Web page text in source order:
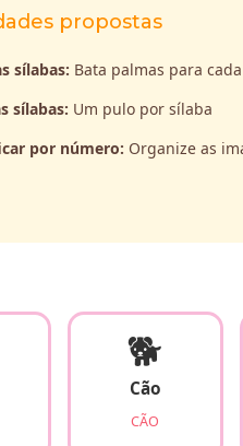
propostas
sílabas: Bata palmas para
sílabas: Um pulo por sílaba
por número: Organize as
🐕
Cão
CÃO